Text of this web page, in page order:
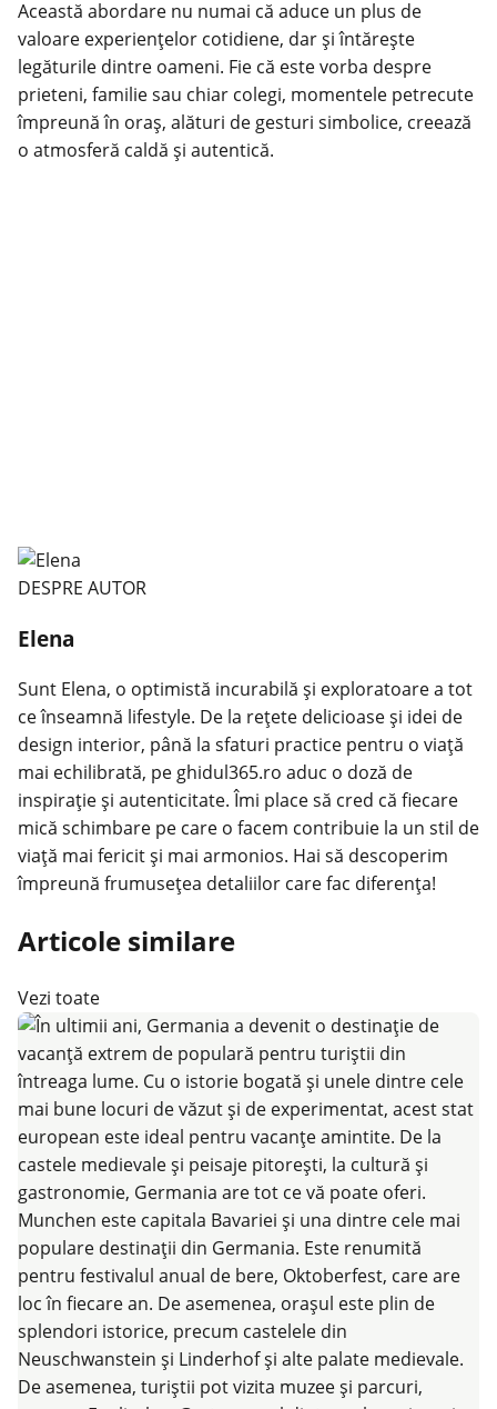
Această abordare nu numai că aduce un plus de
valoare experiențelor cotidiene, dar și întărește
legăturile dintre oameni. Fie că este vorba despre
prieteni, familie sau chiar colegi, momentele petrecute
împreună în oraș, alături de gesturi simbolice, creează
o atmosferă caldă și autentică.
DESPRE AUTOR
Elena
Sunt Elena, o optimistă incurabilă și exploratoare a tot
ce înseamnă lifestyle. De la rețete delicioase și idei de
design interior, până la sfaturi practice pentru o viață
mai echilibrată, pe ghidul365.ro aduc o doză de
inspirație și autenticitate. Îmi place să cred că fiecare
mică schimbare pe care o facem contribuie la un stil de
viață mai fericit și mai armonios. Hai să descoperim
împreună frumusețea detaliilor care fac diferența!
Articole similare
Vezi toate